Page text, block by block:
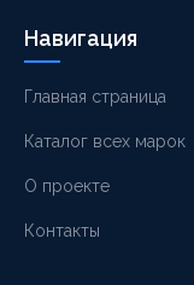
Навигация
Главная страница
Каталог всех марок
О проекте
Контакты